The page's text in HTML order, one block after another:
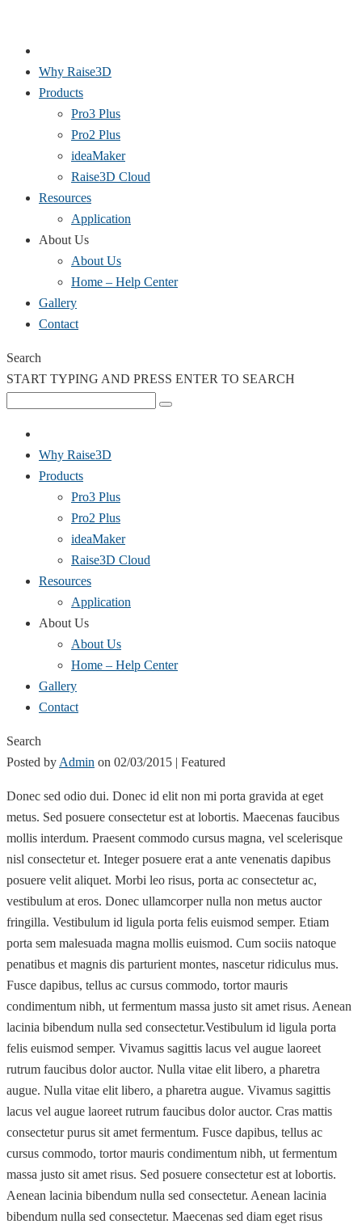
Why Raise3D
Products
Pro3 Plus
Pro2 Plus
ideaMaker
Raise3D Cloud
Resources
Application
About Us
About Us
Home – Help Center
Gallery
Contact
Search
START TYPING AND PRESS ENTER TO SEARCH
Why Raise3D
Products
Pro3 Plus
Pro2 Plus
ideaMaker
Raise3D Cloud
Resources
Application
About Us
About Us
Home – Help Center
Gallery
Contact
Search
Posted by Admin on 02/03/2015 | Featured
Donec sed odio dui. Donec id elit non mi porta gravida at eget
metus. Sed posuere consectetur est at lobortis. Maecenas faucibus
mollis interdum. Praesent commodo cursus magna, vel scelerisque
nisl consectetur et. Integer posuere erat a ante venenatis dapibus
posuere velit aliquet. Morbi leo risus, porta ac consectetur ac,
vestibulum at eros. Donec ullamcorper nulla non metus auctor
fringilla. Vestibulum id ligula porta felis euismod semper. Etiam
porta sem malesuada magna mollis euismod. Cum sociis natoque
penatibus et magnis dis parturient montes, nascetur ridiculus mus.
Fusce dapibus, tellus ac cursus commodo, tortor mauris
condimentum nibh, ut fermentum massa justo sit amet risus. Aenean
lacinia bibendum nulla sed consectetur.Vestibulum id ligula porta
felis euismod semper. Vivamus sagittis lacus vel augue laoreet
rutrum faucibus dolor auctor. Nulla vitae elit libero, a pharetra
augue. Nulla vitae elit libero, a pharetra augue. Vivamus sagittis
lacus vel augue laoreet rutrum faucibus dolor auctor. Cras mattis
consectetur purus sit amet fermentum. Fusce dapibus, tellus ac
cursus commodo, tortor mauris condimentum nibh, ut fermentum
massa justo sit amet risus. Sed posuere consectetur est at lobortis.
Aenean lacinia bibendum nulla sed consectetur. Aenean lacinia
bibendum nulla sed consectetur. Maecenas sed diam eget risus